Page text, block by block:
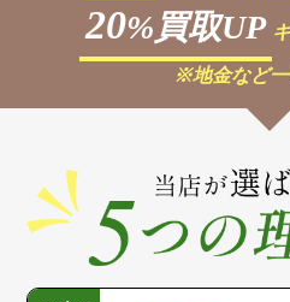
20%買取UP
※地金など